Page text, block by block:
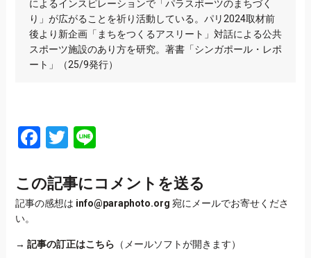
によるインスピレーションで「パラスポーツのまちづく
り」が広がることを祈り活動している。パリ2024取材前
後より新企画「まちをつくるアスリート」対話による公共
スポーツ施設のあり方を研究。著書「シンガポール・レポ
ート」（25/9発行）
Facebook
Twitter
この記事にコメントを送る
記事の感想は info@paraphoto.org 宛にメールでお寄せくださ
い。
→ 記事の訂正はこちら （メールソフトが開きます）